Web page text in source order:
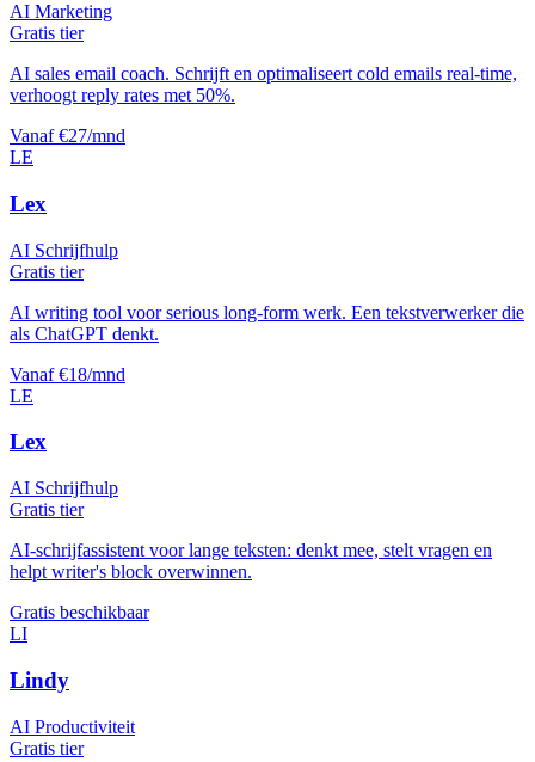
AI Marketing
Gratis tier
AI sales email coach. Schrijft en optimaliseert cold emails real-time,
verhoogt reply rates met 50%.
Vanaf €27/mnd
LE
Lex
AI Schrijfhulp
Gratis tier
AI writing tool voor serious long-form werk. Een tekstverwerker die
als ChatGPT denkt.
Vanaf €18/mnd
LE
Lex
AI Schrijfhulp
Gratis tier
AI-schrijfassistent voor lange teksten: denkt mee, stelt vragen en
helpt writer's block overwinnen.
Gratis beschikbaar
LI
Lindy
AI Productiviteit
Gratis tier